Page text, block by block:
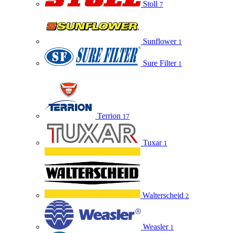
Stoll 7
Sunflower 1
Sure Filter 1
Terrion 17
Tuxar 1
Walterscheid 2
Weasler 1